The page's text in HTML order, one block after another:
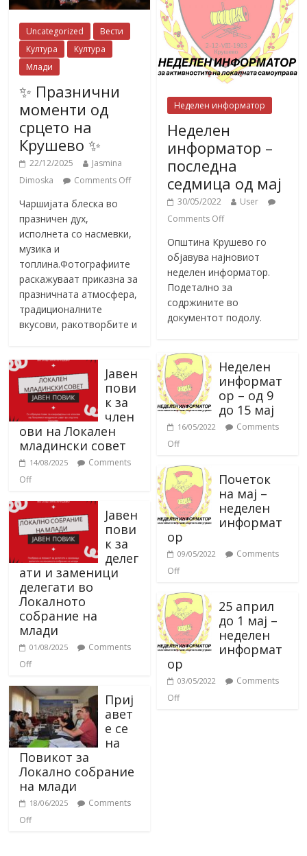
Uncategorized
Вести
Култура
Култура
Млади
✨ Празнични
моменти од
срцето на
Крушево ✨
22/12/2025
Jasmina
Dimoska
Comments Off
Чаршијата блеска во
празничен дух,
исполнета со насмевки,
музика и
топлина.Фотографиите
раскажуваат приказна за
празничната атмосфера,
традиционалните
вкусови, ракотворбите и
Јавен
пови
к за
член
ови на Локален
младински совет
14/08/2025
Comments
Off
Јавен
пови
к за
делег
ати и заменици
делегати во
Локалното
собрание на
млади
01/08/2025
Comments
Off
Приј
авет
е се
на
Повикот за
Локално собрание
на млади
18/06/2025
Comments
Off
Неделен информатор
Неделен
информатор –
последна
седмица од мај
30/05/2022
User
Comments Off
Општина Крушево го
објавува најновиот
неделен информатор.
Подетално за
содржините во
документот подолу.
Неделен
информат
ор – од 9
до 15 мај
16/05/2022
Comments
Off
Почеток
на мај –
неделен
информат
ор
09/05/2022
Comments
Off
25 април
до 1 мај –
неделен
информат
ор
03/05/2022
Comments
Off